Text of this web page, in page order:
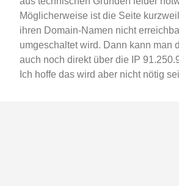
Möglicherweise ist die Seite
ihren Domain-Namen nicht
umgeschaltet wird. Dann kann man
auch noch direkt über die IP
Ich hoffe das wird aber nicht nötig